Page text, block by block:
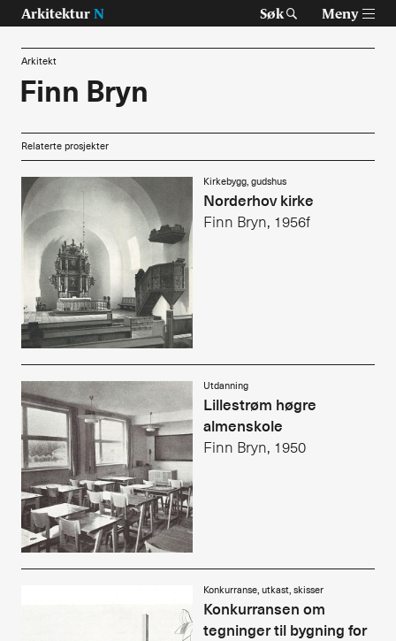
Arkitektur N Søk Meny
Temaer
Prosjekter
Artikler
Om Arkitektur N
Siste utgave
Tidligere utgaver
Alle utgaver
Abonnere
Made in Norway
Bokomtaler
Arkitekt
Finn Bryn
Relaterte prosjekter
Kirkebygg, gudshus
Norderhov kirke
Finn Bryn, 1956f
Utdanning
Lillestrøm høgre
almenskole
Finn Bryn, 1950
Konkurranse, utkast, skisser
Konkurransen om
tegninger til bygning for